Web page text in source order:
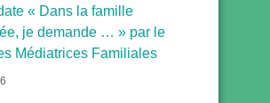
« Dans la famille
je demande … » par le
Médiatrices Familiales